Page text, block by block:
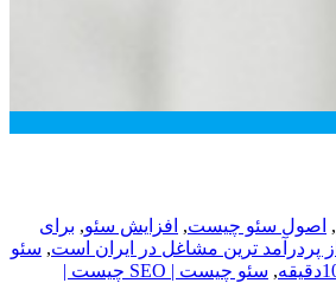
, اصول سئو چیست, افزایش سئو, برای
, سئو
,
سئو چیست | SEO چیست |